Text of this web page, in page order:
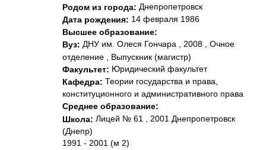
Родом из города: Днепропетровск
Дата рождения: 14 февраля 1986
Высшее образование:
Вуз: ДНУ им. Олеся Гончара , 2008 , Очное
отделение , Выпускник (магистр)
Факультет: Юридический факультет
Кафедра: Теории государства и права,
конституционного и административного права
Среднее образование:
Школа: Лицей № 61 , 2001 Днепропетровск
(Днепр)
1991 - 2001 (м 2)